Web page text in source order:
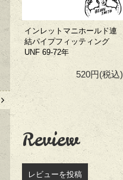
インレットマニホールド連
結パイプフィッティング
UNF 69-72年
520円(税込)
Review
レビューを投稿